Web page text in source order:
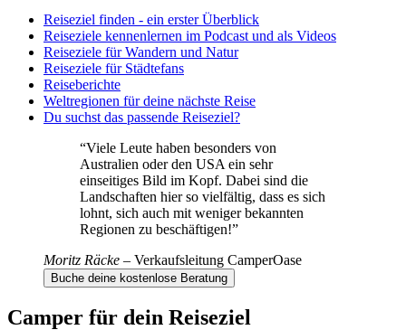
Reiseziel finden - ein erster Überblick
Reiseziele kennenlernen im Podcast und als Videos
Reiseziele für Wandern und Natur
Reiseziele für Städtefans
Reiseberichte
Weltregionen für deine nächste Reise
Du suchst das passende Reiseziel?
“Viele Leute haben besonders von
Australien oder den USA ein sehr
einseitiges Bild im Kopf. Dabei sind die
Landschaften hier so vielfältig, dass es sich
lohnt, sich auch mit weniger bekannten
Regionen zu beschäftigen!”
Moritz Räcke – Verkaufsleitung CamperOase
Buche deine kostenlose Beratung
Camper für dein Reiseziel